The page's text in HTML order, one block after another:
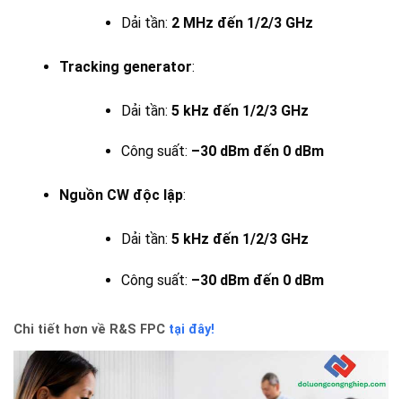
Dải tần: 2 MHz đến 1/2/3 GHz
Tracking generator:
Dải tần: 5 kHz đến 1/2/3 GHz
Công suất: –30 dBm đến 0 dBm
Nguồn CW độc lập:
Dải tần: 5 kHz đến 1/2/3 GHz
Công suất: –30 dBm đến 0 dBm
Chi tiết hơn về R&S FPC tại đây!